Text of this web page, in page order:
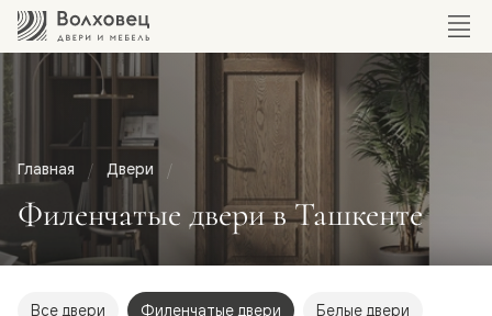
Главная Двери
Филенчатые двери в Ташкенте
Все двери Филенчатые двери Белые двери